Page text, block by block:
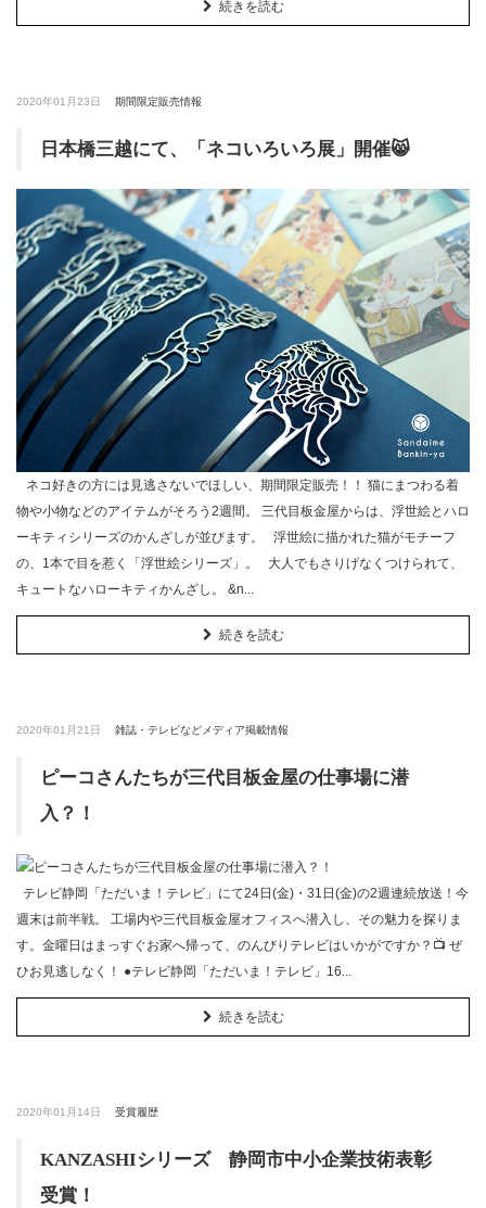
続きを読む
2020年01月23日 期間限定販売情報
日本橋三越にて、「ネコいろいろ展」開催😸
ネコ好きの方には見逃さないでほしい、期間限定販売！！ 猫にまつわる着
物や小物などのアイテムがそろう2週間。 三代目板金屋からは、浮世絵とハロ
ーキティシリーズのかんざしが並びます。 浮世絵に描かれた猫がモチーフ
の、1本で目を惹く「浮世絵シリーズ」。 大人でもさりげなくつけられて、
キュートなハローキティかんざし。 &n...
続きを読む
2020年01月21日 雑誌・テレビなどメディア掲載情報
ピーコさんたちが三代目板金屋の仕事場に潜
入？！
テレビ静岡「ただいま！テレビ」にて24日(金)・31日(金)の2週連続放送！今
週末は前半戦。 工場内や三代目板金屋オフィスへ潜入し、その魅力を探りま
す。金曜日はまっすぐお家へ帰って、のんびりテレビはいかがですか？📺 ぜ
ひお見逃しなく！ ●テレビ静岡「ただいま！テレビ」16...
続きを読む
2020年01月14日 受賞履歴
KANZASHIシリーズ 静岡市中小企業技術表彰
受賞！